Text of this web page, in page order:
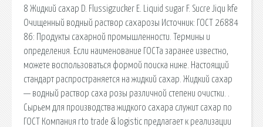
8 Жидкий сахар D. Flussigzucker E. Liquid sugar F. Sucre Jiqu kfe
Очищенный водный раствор сахарозы Источник: ГОСТ 26884
86: Продукты сахарной промышленности. Термины и
определения. Если наименование ГОСТа заранее известно,
можете воспользоваться формой поиска ниже. Настоящий
стандарт распространяется на жидкий сахар. Жидкий сахар
— водный раствор саха розы различной степени очистки. .
Сырьем для производства жидкого сахара служит сахар по
ГОСТ Компания rto trade & logistic предлагает к реализации